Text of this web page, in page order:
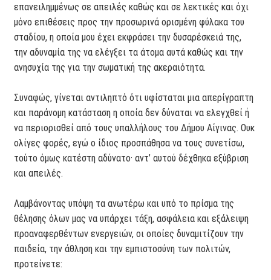
επανειλημμένως σε απειλές καθώς και σε λεκτικές και όχι
μόνο επιθέσεις προς την προσωρινά ορισμένη φύλακα του
σταδίου, η οποία μου έχει εκφράσει την δυσαρέσκειά της,
την αδυναμία της να ελέγξει τα άτομα αυτά καθώς και την
ανησυχία της για την σωματική της ακεραιότητα.
Συναφώς, γίνεται αντιληπτό ότι υφίσταται μια απερίγραπτη
και παράνομη κατάσταση η οποία δεν δύναται να ελεγχθεί ή
να περιορισθεί από τους υπαλλήλους του Δήμου Αίγινας. Ουκ
ολίγες φορές, εγώ ο ίδιος προσπάθησα να τους συνετίσω,
τούτο όμως κατέστη αδύνατο· αντ’ αυτού δέχθηκα εξύβριση
και απειλές.
Λαμβάνοντας υπόψη τα ανωτέρω και υπό το πρίσμα της
θέλησης όλων μας να υπάρχει τάξη, ασφάλεια και εξάλειψη
προαναφερθέντων ενεργειών, οι οποίες δυναμιτίζουν την
παιδεία, την άθληση και την εμπιστοσύνη των πολιτών,
προτείνετε: